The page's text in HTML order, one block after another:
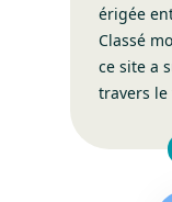
érigée
Classé
ce site a
travers le